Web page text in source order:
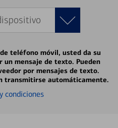
teléfono móvil, usted da su
mensaje de texto. Pueden
por mensajes de texto.
transmitirse automáticamente.
condiciones